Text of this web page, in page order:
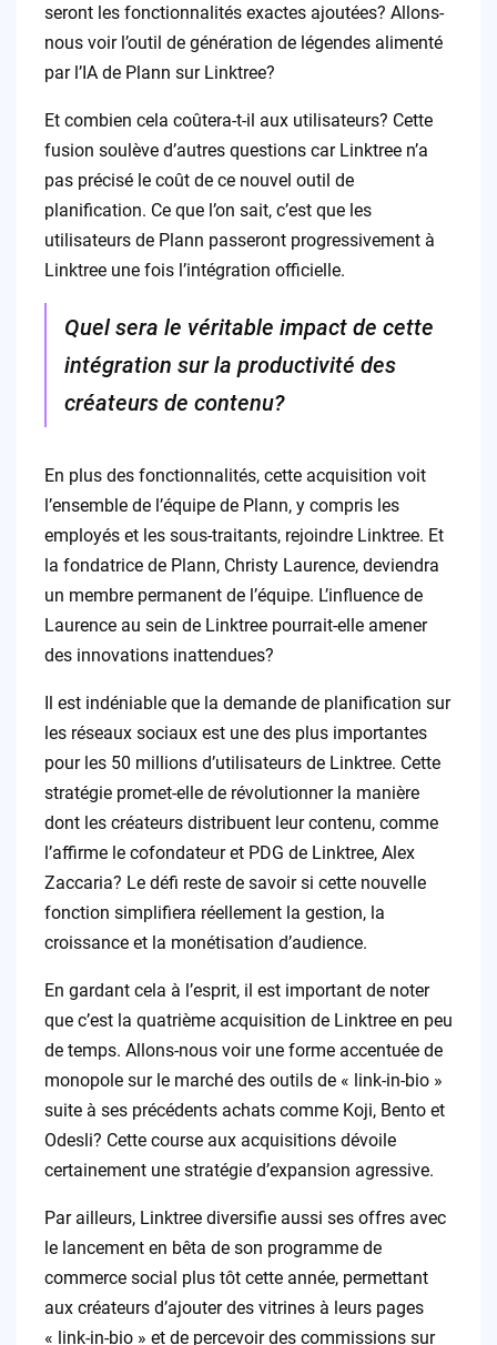
seront les fonctionnalités exactes ajoutées? Allons-
nous voir l’outil de génération de légendes alimenté
par l’IA de Plann sur Linktree?
Et combien cela coûtera-t-il aux utilisateurs? Cette
fusion soulève d’autres questions car Linktree n’a
pas précisé le coût de ce nouvel outil de
planification. Ce que l’on sait, c’est que les
utilisateurs de Plann passeront progressivement à
Linktree une fois l’intégration officielle.
Quel sera le véritable impact de cette
intégration sur la productivité des
créateurs de contenu?
En plus des fonctionnalités, cette acquisition voit
l’ensemble de l’équipe de Plann, y compris les
employés et les sous-traitants, rejoindre Linktree. Et
la fondatrice de Plann, Christy Laurence, deviendra
un membre permanent de l’équipe. L’influence de
Laurence au sein de Linktree pourrait-elle amener
des innovations inattendues?
Il est indéniable que la demande de planification sur
les réseaux sociaux est une des plus importantes
pour les 50 millions d’utilisateurs de Linktree. Cette
stratégie promet-elle de révolutionner la manière
dont les créateurs distribuent leur contenu, comme
l’affirme le cofondateur et PDG de Linktree, Alex
Zaccaria? Le défi reste de savoir si cette nouvelle
fonction simplifiera réellement la gestion, la
croissance et la monétisation d’audience.
En gardant cela à l’esprit, il est important de noter
que c’est la quatrième acquisition de Linktree en peu
de temps. Allons-nous voir une forme accentuée de
monopole sur le marché des outils de « link-in-bio »
suite à ses précédents achats comme Koji, Bento et
Odesli? Cette course aux acquisitions dévoile
certainement une stratégie d’expansion agressive.
Par ailleurs, Linktree diversifie aussi ses offres avec
le lancement en bêta de son programme de
commerce social plus tôt cette année, permettant
aux créateurs d’ajouter des vitrines à leurs pages
« link-in-bio » et de percevoir des commissions sur